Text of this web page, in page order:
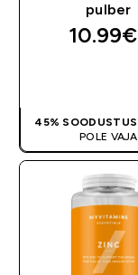
pulber
10.99€‎
45% SOODUSTUS
POLE VAJA